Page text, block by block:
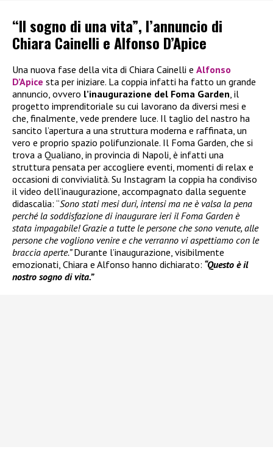
“Il sogno di una vita”, l’annuncio di
Chiara Cainelli e Alfonso D’Apice
Una nuova fase della vita di Chiara Cainelli e Alfonso
D’Apice sta per iniziare. La coppia infatti ha fatto un grande
annuncio, ovvero l’inaugurazione del Foma Garden , il
progetto imprenditoriale su cui lavorano da diversi mesi e
che, finalmente, vede prendere luce. Il taglio del nastro ha
sancito l’apertura a una struttura moderna e raffinata, un
vero e proprio spazio polifunzionale. Il Foma Garden, che si
trova a Qualiano, in provincia di Napoli, è infatti una
struttura pensata per accogliere eventi, momenti di relax e
occasioni di convivialità. Su Instagram la coppia ha condiviso
il video dell’inaugurazione, accompagnato dalla seguente
didascalia: “Sono stati mesi duri, intensi ma ne è valsa la pena
perché la soddisfazione di inaugurare ieri il Foma Garden è
stata impagabile! Grazie a tutte le persone che sono venute, alle
persone che vogliono venire e che verranno vi aspettiamo con le
braccia aperte.”Durante l’inaugurazione, visibilmente
emozionati, Chiara e Alfonso hanno dichiarato: “Questo è il
nostro sogno di vita.”